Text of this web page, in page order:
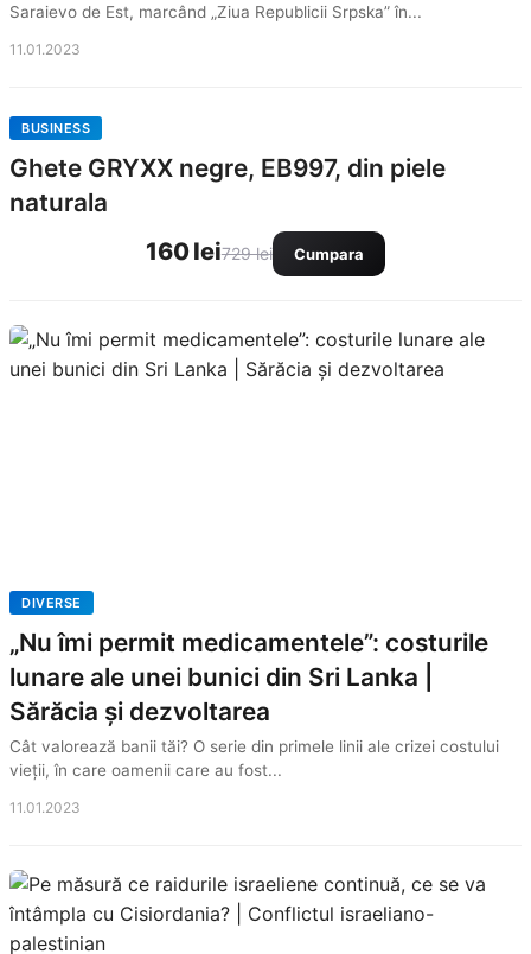
Saraievo de Est, marcând „Ziua Republicii Srpska” în...
11.01.2023
BUSINESS
Ghete GRYXX negre, EB997, din piele
naturala
160 lei729 lei Cumpara
DIVERSE
„Nu îmi permit medicamentele”: costurile
lunare ale unei bunici din Sri Lanka |
Sărăcia și dezvoltarea
Cât valorează banii tăi? O serie din primele linii ale crizei costului
vieții, în care oamenii care au fost...
11.01.2023